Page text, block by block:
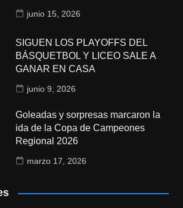
junio 15, 2026
SIGUEN LOS PLAYOFFS DEL
BÁSQUETBOL Y LICEO SALE A
GANAR EN CASA
junio 9, 2026
Goleadas y sorpresas marcaron la
ida de la Copa de Campeones
Regional 2026
marzo 17, 2026